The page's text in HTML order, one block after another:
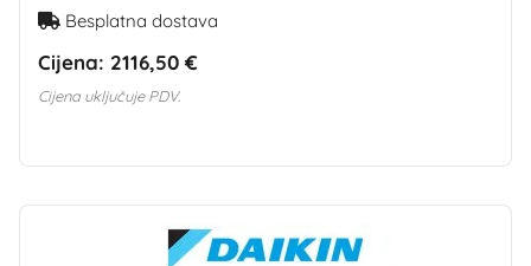
Besplatna dostava
Cijena: 2116,50 €
Cijena uključuje PDV.